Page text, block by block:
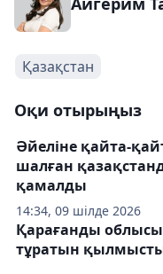
Қазақстан
Оқи отырыңыз
14:34, 09 шілде 2026
Әйеліне қайта-
шалған
қамалды
Қарағанды
тұратын